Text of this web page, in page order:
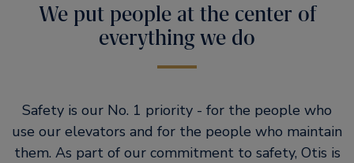
We put people at the center of
everything we do
Safety is our No. 1 priority - for the people who
use our elevators and for the people who maintain
them. As part of our commitment to safety, Otis is